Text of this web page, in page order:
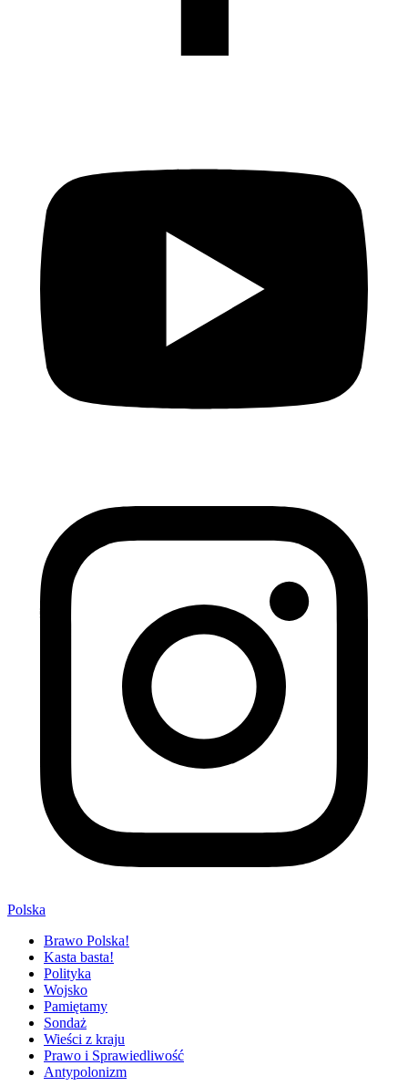
Polska
Brawo Polska!
Kasta basta!
Polityka
Wojsko
Pamiętamy
Sondaż
Wieści z kraju
Prawo i Sprawiedliwość
Antypolonizm